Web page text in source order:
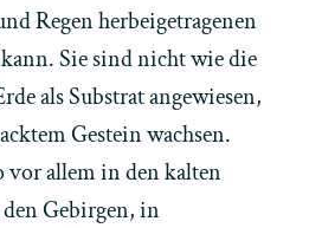
Regen herbeigetragenen
Sie sind nicht wie die
als Substrat angewiesen,
Gestein wachsen.
vor allem in den kalten
Gebirgen, in